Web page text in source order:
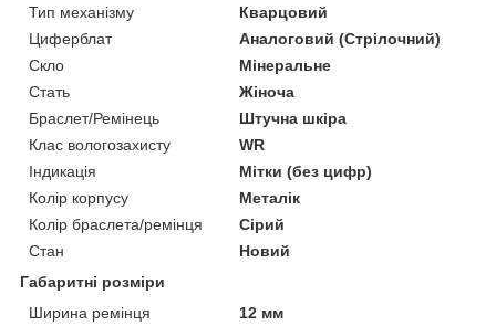
Тип механізму
Кварцовий
Циферблат
Аналоговий (Стрілочний)
Скло
Мінеральне
Стать
Жіноча
Браслет/Ремінець
Штучна шкіра
Клас вологозахисту
WR
Індикація
Мітки (без цифр)
Колір корпусу
Металік
Колір браслета/ремінця
Сірий
Стан
Новий
Габаритні розміри
Ширина ремінця
12 мм